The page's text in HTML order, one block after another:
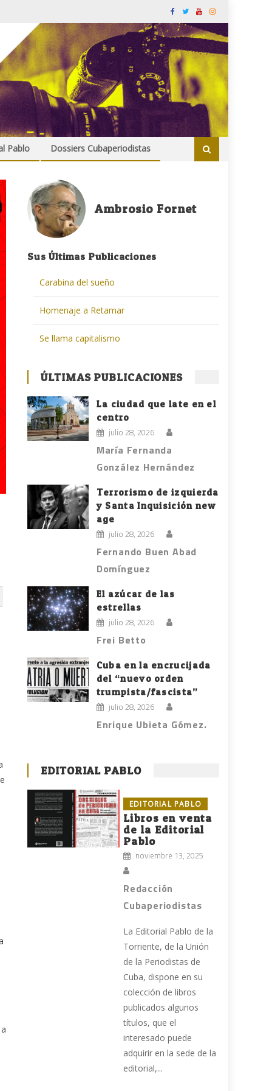
Pablo Dossiers Cubaperiodistas
Ambrosio Fornet
Sus Últimas Publicaciones
Carabina del sueño
Homenaje a Retamar
Se llama capitalismo
ÚLTIMAS PUBLICACIONES
La ciudad que late en el
centro
julio 28, 2026
María Fernanda
González Hernández
Terrorismo de izquierda
y Santa Inquisición new
age
julio 28, 2026
Fernando Buen Abad
Domínguez
El azúcar de las
estrellas
julio 28, 2026
Frei Betto
Cuba en la encrucijada
del “nuevo orden
trumpista/fascista”
julio 28, 2026
Enrique Ubieta Gómez.
EDITORIAL PABLO
EDITORIAL PABLO
Libros en venta
de la Editorial
Pablo
noviembre 13, 2025
Redacción
Cubaperiodistas
La Editorial Pablo de la
Torriente, de la Unión
de la Periodistas de
Cuba, dispone en su
colección de libros
publicados algunos
títulos, que el
interesado puede
adquirir en la sede de la
editorial,...